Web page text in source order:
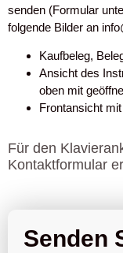
senden (Formular
folgende Bilder an
Kaufbeleg,
Ansicht des
oben mit
Frontansicht
Für den
Kontaktformular
Senden